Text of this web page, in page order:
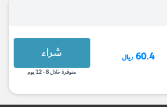
60.4 ريال شراء
متوفرة خلال 8 - 12 يوم